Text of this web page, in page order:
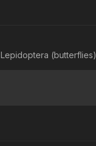
Lepidoptera (butterflies)